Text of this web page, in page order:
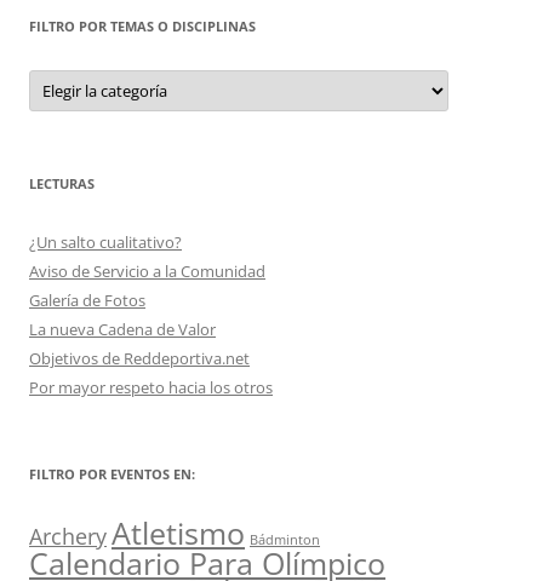
FILTRO POR TEMAS O DISCIPLINAS
Filtro
por
Temas
LECTURAS
¿Un salto cualitativo?
Aviso de Servicio a la Comunidad
Galería de Fotos
La nueva Cadena de Valor
Objetivos de Reddeportiva.net
Por mayor respeto hacia los otros
FILTRO POR EVENTOS EN:
ArcheryAtletismo Bádminton
Calendario Para Olímpico